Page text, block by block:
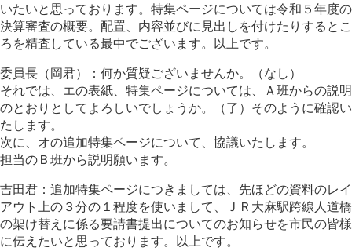
いたいと思っております。特集ページについては令和５年度の
決算審査の概要。配置、内容並びに見出しを付けたりするとこ
ろを精査している最中でございます。以上です。
委員長（岡君）：何か質疑ございませんか。（なし）
それでは、エの表紙、特集ページについては、Ａ班からの説明
のとおりとしてよろしいでしょうか。（了）そのように確認い
たします。
次に、オの追加特集ページについて、協議いたします。
担当のＢ班から説明願います。
吉田君：追加特集ページにつきましては、先ほどの資料のレイ
アウト上の３分の１程度を使いまして、ＪＲ大麻駅跨線人道橋
の架け替えに係る要請書提出についてのお知らせを市民の皆様
に伝えたいと思っております。以上です。